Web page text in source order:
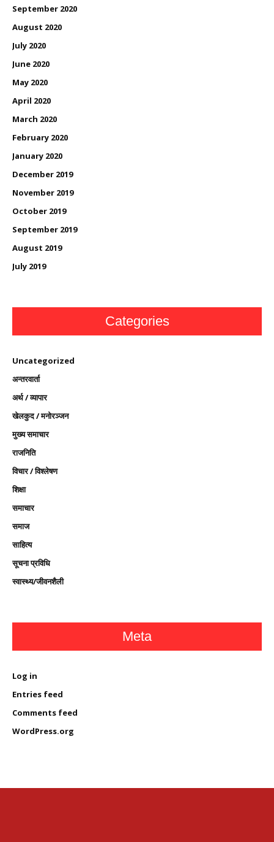
September 2020
August 2020
July 2020
June 2020
May 2020
April 2020
March 2020
February 2020
January 2020
December 2019
November 2019
October 2019
September 2019
August 2019
July 2019
Categories
Uncategorized
अन्तरवार्ता
अर्थ / व्यापार
खेलकुद / मनोरञ्जन
मुख्य समाचार
राजनिति
विचार / विश्लेषण
शिक्षा
समाचार
समाज
साहित्य
सूचना प्रविधि
स्वास्थ्य/जीवनशैली
Meta
Log in
Entries feed
Comments feed
WordPress.org